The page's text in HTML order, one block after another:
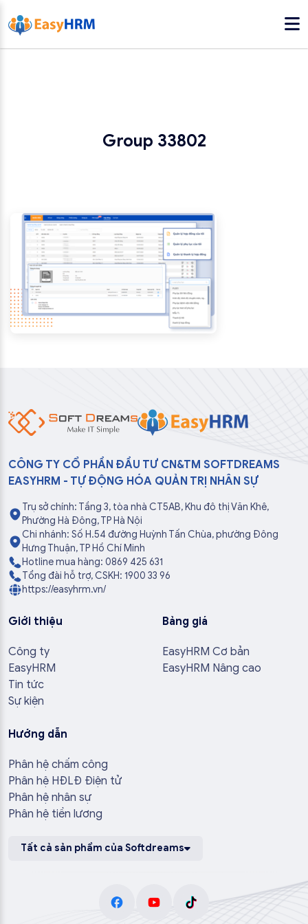
Group 33802
CÔNG TY CỔ PHẦN ĐẦU TƯ CN&TM SOFTDREAMS
EASYHRM - TỰ ĐỘNG HÓA QUẢN TRỊ NHÂN SỰ
Trụ sở chính: Tầng 3, tòa nhà CT5AB, Khu đô thị Văn Khê,
Phường Hà Đông, TP Hà Nội
Chi nhánh: Số H.54 đường Huỳnh Tấn Chùa, phường Đông
Hưng Thuận, TP Hồ Chí Minh
Hotline mua hàng: 0869 425 631
Tổng đài hỗ trợ, CSKH: 1900 33 96
https://easyhrm.vn/
Giới thiệu
Công ty
EasyHRM
Tin tức
Sự kiện
Bảng giá
EasyHRM Cơ bản
EasyHRM Nâng cao
Hướng dẫn
Phân hệ chấm công
Phân hệ HĐLĐ Điện tử
Phân hệ nhân sự
Phân hệ tiền lương
Tất cả sản phẩm của Softdreams